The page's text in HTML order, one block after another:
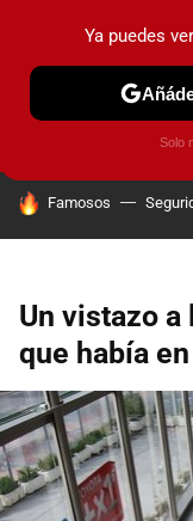
PRUEBAS
HOY SE HABLA DE
Famosos
Un vistazo
que había
Ya puedes
Solo